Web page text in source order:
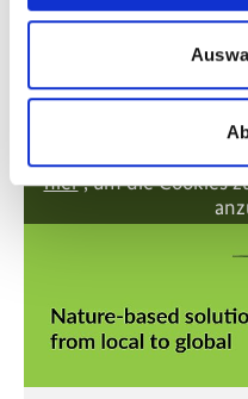
Videos zum
Diese Inhalte können
hier, um die Cookies